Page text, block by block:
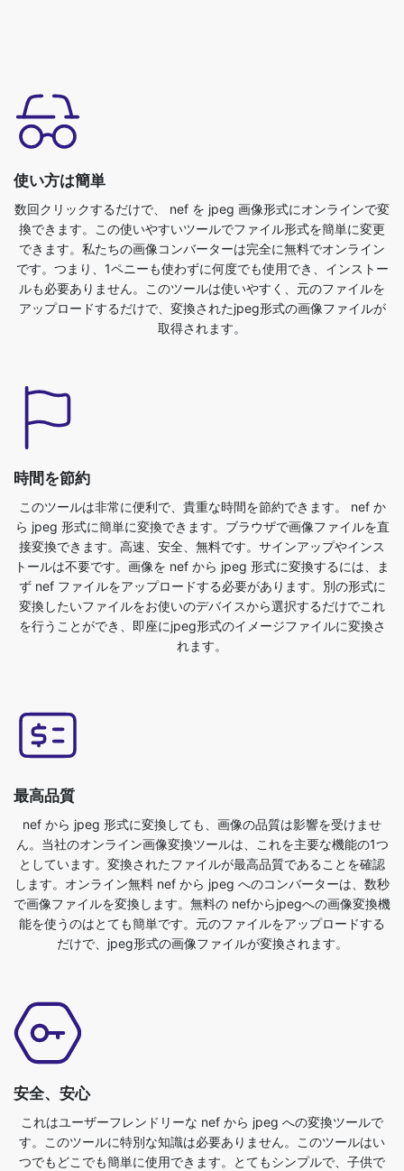
使い方は簡単
数回クリックするだけで、 nef を jpeg 画像形式にオンラインで変
換できます。この使いやすいツールでファイル形式を簡単に変更
できます。私たちの画像コンバーターは完全に無料でオンライン
です。つまり、1ペニーも使わずに何度でも使用でき、インストー
ルも必要ありません。このツールは使いやすく、元のファイルを
アップロードするだけで、変換されたjpeg形式の画像ファイルが
取得されます。
時間を節約
このツールは非常に便利で、貴重な時間を節約できます。 nef か
ら jpeg 形式に簡単に変換できます。ブラウザで画像ファイルを直
接変換できます。高速、安全、無料です。サインアップやインス
トールは不要です。画像を nef から jpeg 形式に変換するには、ま
ず nef ファイルをアップロードする必要があります。別の形式に
変換したいファイルをお使いのデバイスから選択するだけでこれ
を行うことができ、即座にjpeg形式のイメージファイルに変換さ
れます。
最高品質
nef から jpeg 形式に変換しても、画像の品質は影響を受けませ
としています。変換されたファイルが最高品質であることを確認
します。オンライン無料 nef から jpeg へのコンバーターは、数秒
で画像ファイルを変換します。無料の nefからjpegへの画像変換機
能を使うのはとても簡単です。元のファイルをアップロードする
だけで、jpeg形式の画像ファイルが変換されます。
安全、安心
これはユーザーフレンドリーな nef から jpeg への変換ツールで
す。このツールに特別な知識は必要ありません。このツールはい
つでもどこでも簡単に使用できます。とてもシンプルで、子供で
も使えます。絶対に無料のオンラインツールです。ほんの数秒で
画像ファイルを変換します。元のファイルを送信すれば、変換さ
れた jpeg 形式のファイルが手に入ります。電話、タブレット、ラ
ップトップ、またはPCを持っている人なら誰でもこのツールにア